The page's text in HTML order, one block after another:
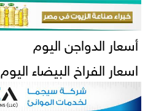
أسعار الدواجن اليوم
اسعار الفراخ البيضاء اليوم